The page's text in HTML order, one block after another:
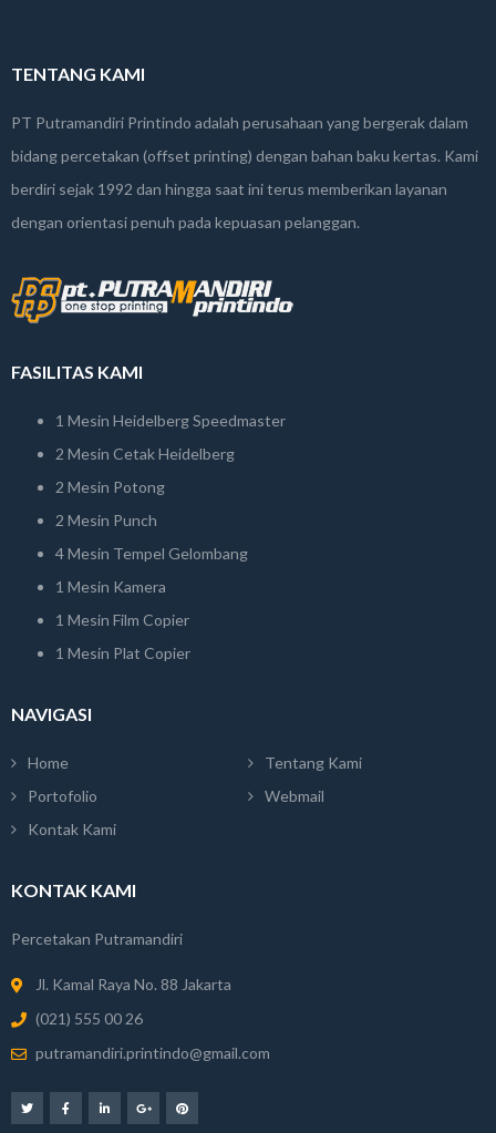
TENTANG KAMI
PT Putramandiri Printindo adalah perusahaan yang bergerak dalam
bidang percetakan (offset printing) dengan bahan baku kertas. Kami
berdiri sejak 1992 dan hingga saat ini terus memberikan layanan
dengan orientasi penuh pada kepuasan pelanggan.
FASILITAS KAMI
1 Mesin Heidelberg Speedmaster
2 Mesin Cetak Heidelberg
2 Mesin Potong
2 Mesin Punch
4 Mesin Tempel Gelombang
1 Mesin Kamera
1 Mesin Film Copier
1 Mesin Plat Copier
NAVIGASI
Home
Tentang Kami
Portofolio
Webmail
Kontak Kami
KONTAK KAMI
Percetakan Putramandiri
Jl. Kamal Raya No. 88 Jakarta
(021) 555 00 26
putramandiri.printindo@gmail.com